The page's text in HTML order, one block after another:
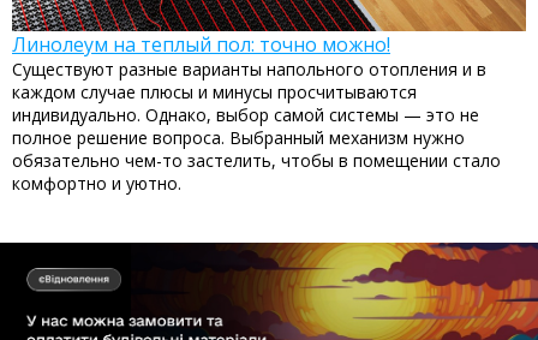
Линолеум на теплый пол: точно можно!
Существуют разные варианты напольного отопления и в
каждом случае плюсы и минусы просчитываются
индивидуально. Однако, выбор самой системы — это не
полное решение вопроса. Выбранный механизм нужно
обязательно чем-то застелить, чтобы в помещении стало
комфортно и уютно.